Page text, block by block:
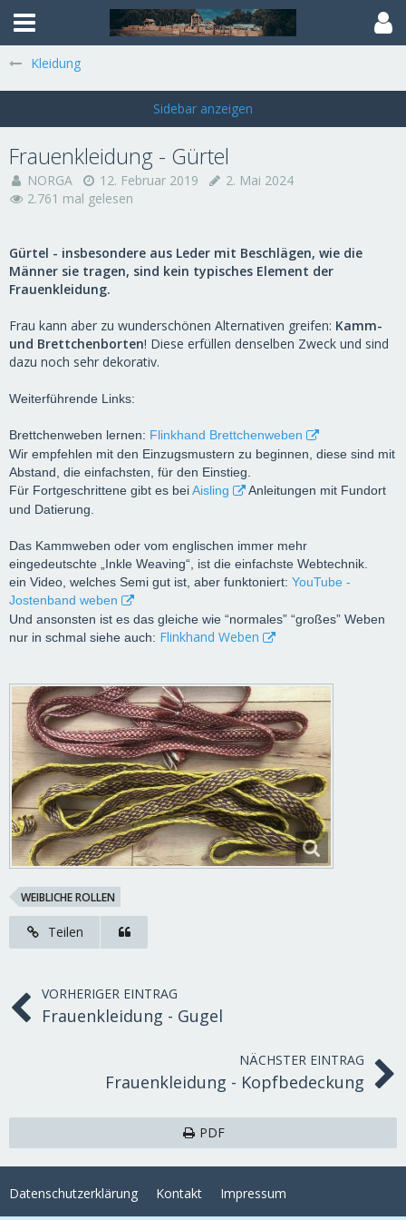
Kleidung
Frauenkleidung - Gürtel
NORGA 12. Februar 2019
2. Mai 2024
2.761 mal gelesen
Gürtel - insbesondere aus Leder mit Beschlägen, wie die
Männer sie tragen, sind kein typisches Element der
Frauenkleidung.
Frau kann aber zu wunderschönen Alternativen greifen: Kamm-
und Brettchenborten! Diese erfüllen denselben Zweck und sind
dazu noch sehr dekorativ.
Weiterführende Links:
Brettchenweben lernen: Flinkhand Brettchenweben
Wir empfehlen mit den Einzugsmustern zu beginnen, diese sind mit
Abstand, die einfachsten, für den Einstieg.
Für Fortgeschrittene gibt es beiAisling
Anleitungen mit Fundort
und Datierung.
Das Kammweben oder vom englischen immer mehr
eingedeutschte „Inkle Weaving“, ist die einfachste Webtechnik.
ein Video, welches Semi gut ist, aber funktoniert: YouTube -
Jostenband weben
Und ansonsten ist es das gleiche wie “normales” “großes” Weben
nur in schmal siehe auch: Flinkhand Weben
WEIBLICHE ROLLEN
Teilen
VORHERIGER EINTRAG
Frauenkleidung - Gugel
NÄCHSTER EINTRAG
Frauenkleidung - Kopfbedeckung
PDF
Datenschutzerklärung Kontakt Impressum